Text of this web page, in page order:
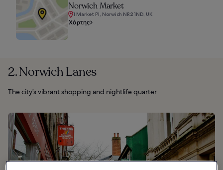
Norwich Market
1 Market Pl, Norwich NR2 1ND, UK
Χάρτης
2. Norwich Lanes
The city’s vibrant shopping and nightlife quarter